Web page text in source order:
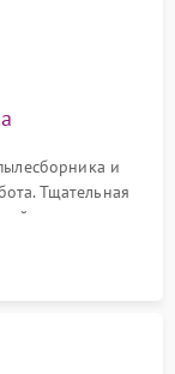
и
Тщательная
и плат от
с